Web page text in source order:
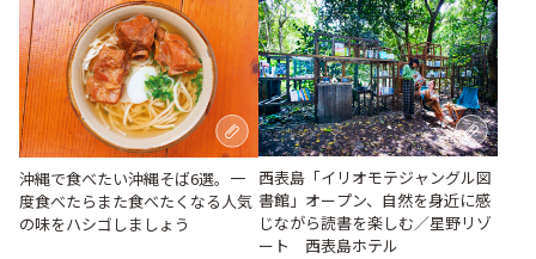
沖縄で食べたい沖縄そば6選。一
度食べたらまた食べたくなる人気
の味をハシゴしましょう
西表島「イリオモテジャングル図
書館」オープン、自然を身近に感
じながら読書を楽しむ／星野リゾ
ート 西表島ホテル